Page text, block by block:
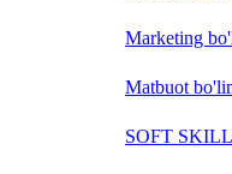
Marketing
Matbuot
SOFT